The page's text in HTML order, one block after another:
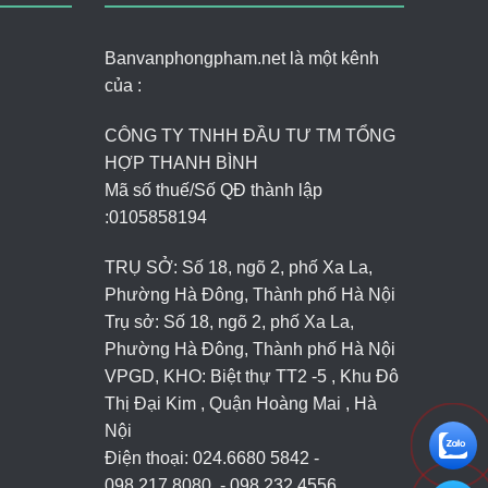
Banvanphongpham.net là một kênh
của :
CÔNG TY TNHH ĐẦU TƯ TM TỔNG
HỢP THANH BÌNH
Mã số thuế/Số QĐ thành lập
:0105858194
TRỤ SỞ: Số 18, ngõ 2, phố Xa La,
Phường Hà Đông, Thành phố Hà Nội
Trụ sở: Số 18, ngõ 2, phố Xa La,
Phường Hà Đông, Thành phố Hà Nội
VPGD, KHO: Biệt thự TT2 -5 , Khu Đô
Thị Đại Kim , Quận Hoàng Mai , Hà
Nội
Điện thoại: 024.6680 5842 -